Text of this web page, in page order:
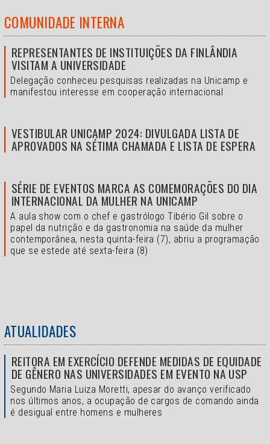
COMUNIDADE INTERNA
REPRESENTANTES DE INSTITUIÇÕES DA FINLÂNDIA
VISITAM A UNIVERSIDADE
Delegação conheceu pesquisas realizadas na Unicamp e
manifestou interesse em cooperação internacional
VESTIBULAR UNICAMP 2024: DIVULGADA LISTA DE
APROVADOS NA SÉTIMA CHAMADA E LISTA DE ESPERA
SÉRIE DE EVENTOS MARCA AS COMEMORAÇÕES DO DIA
INTERNACIONAL DA MULHER NA UNICAMP
A aula show com o chef e gastrólogo Tibério Gil sobre o
papel da nutrição e da gastronomia na saúde da mulher
contemporânea, nesta quinta-feira (7), abriu a programação
que se estede até sexta-feira (8)
ATUALIDADES
REITORA EM EXERCÍCIO DEFENDE MEDIDAS DE EQUIDADE
DE GÊNERO NAS UNIVERSIDADES EM EVENTO NA USP
Segundo Maria Luiza Moretti, apesar do avanço verificado
nos últimos anos, a ocupação de cargos de comando ainda
é desigual entre homens e mulheres